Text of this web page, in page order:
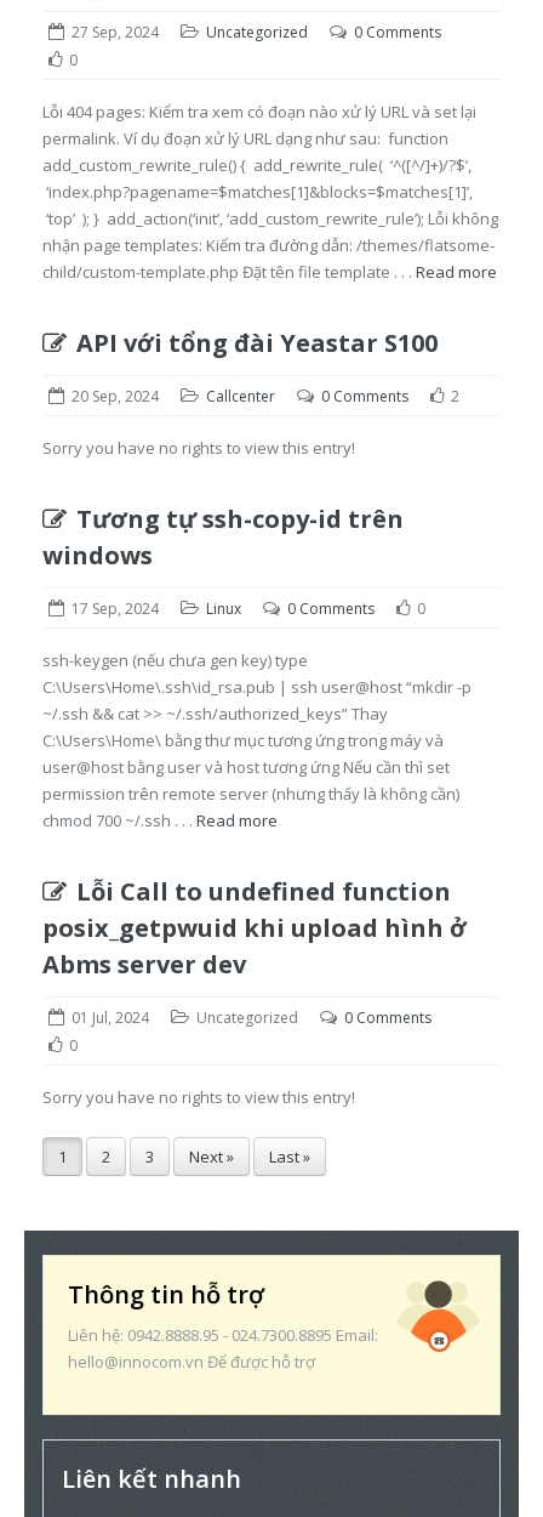
27 Sep, 2024 Uncategorized
0 Comments
0
Lỗi 404 pages: Kiểm tra xem có đoạn nào xử lý URL và set lại
permalink. Ví dụ đoạn xử lý URL dạng như sau: function
add_custom_rewrite_rule() { add_rewrite_rule( ‘^([^/]+)/?$’,
‘index.php?pagename=$matches[1]&blocks=$matches[1]’,
‘top’ ); } add_action(‘init’, ‘add_custom_rewrite_rule’); Lỗi không
nhận page templates: Kiểm tra đường dẫn: /themes/flatsome-
child/custom-template.php Đặt tên file template . . . Read more
API với tổng đài Yeastar S100
20 Sep, 2024 Callcenter 0 Comments 2
Sorry you have no rights to view this entry!
Tương tự ssh-copy-id trên
windows
17 Sep, 2024 Linux 0 Comments 0
ssh-keygen (nếu chưa gen key) type
C:\Users\Home\.ssh\id_rsa.pub | ssh user@host “mkdir -p
~/.ssh && cat >> ~/.ssh/authorized_keys” Thay
C:\Users\Home\ bằng thư mục tương ứng trong máy và
user@host bằng user và host tương ứng Nếu cần thì set
permission trên remote server (nhưng thấy là không cần)
chmod 700 ~/.ssh . . . Read more
Lỗi Call to undefined function
posix_getpwuid khi upload hình ở
Abms server dev
01 Jul, 2024 Uncategorized
0 Comments
0
Sorry you have no rights to view this entry!
1 2 3 Next » Last »
Thông tin hỗ trợ
Liên hệ: 0942.8888.95 - 024.7300.8895 Email:
hello@innocom.vn Để được hỗ trợ
Liên kết nhanh